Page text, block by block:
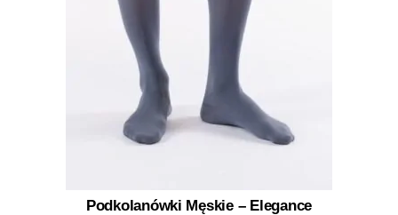
Podkolanówki Męskie – Elegance